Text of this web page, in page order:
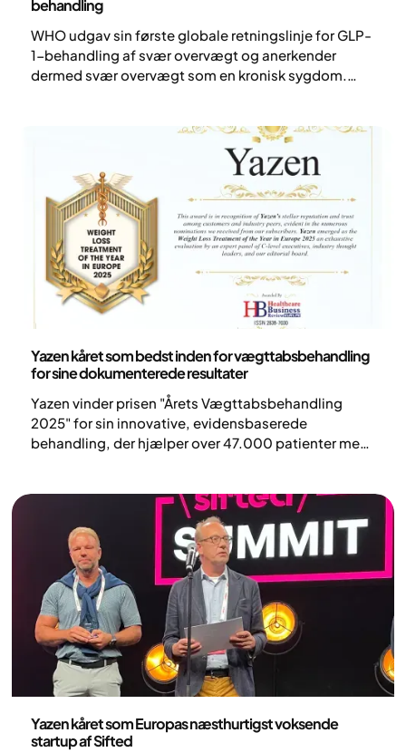
behandling
WHO udgav sin første globale retningslinje for GLP-
1-behandling af svær overvægt og anerkender
dermed svær overvægt som en kronisk sygdom.
Yazen kåret som bedst inden for vægttabsbehandling
for sine dokumenterede resultater
Yazen vinder prisen "Årets Vægttabsbehandling
2025" for sin innovative, evidensbaserede
behandling, der hjælper over 47.000 patienter med
Yazen kåret som Europas næsthurtigst voksende
startup af Sifted